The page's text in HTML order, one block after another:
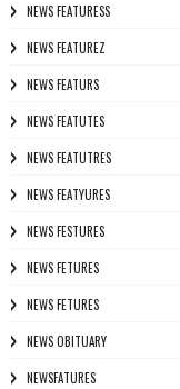
NEWS FEATURESS
NEWS FEATUREZ
NEWS FEATURS
NEWS FEATUTES
NEWS FEATUTRES
NEWS FEATYURES
NEWS FESTURES
NEWS FETURES
NEWS FETURES
NEWS OBITUARY
NEWSFATURES